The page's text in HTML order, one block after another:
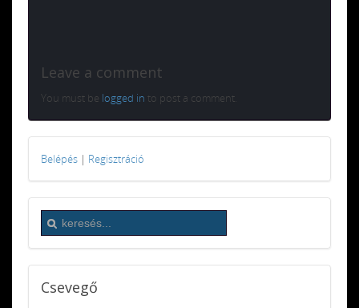
Leave a comment
You must be logged in to post a comment.
Belépés | Regisztráció
Csevegő